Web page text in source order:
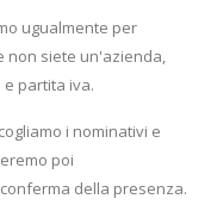
ugualmente per
non siete un'azienda,
partita iva.
i nominativi e
poi
della presenza.